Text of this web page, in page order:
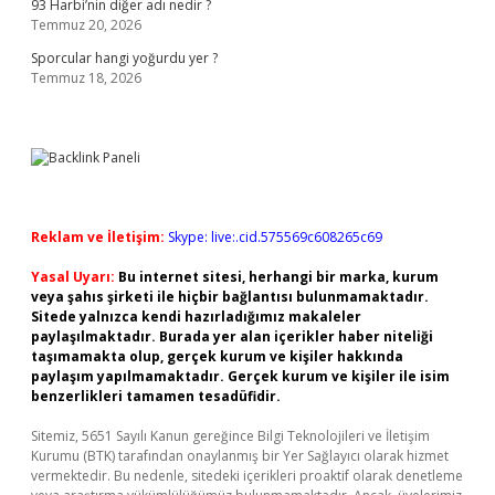
93 Harbi’nin diğer adı nedir ?
Temmuz 20, 2026
Sporcular hangi yoğurdu yer ?
Temmuz 18, 2026
Reklam ve İletişim: Skype: live:.cid.575569c608265c69
Yasal Uyarı: Bu internet sitesi, herhangi bir marka, kurum
veya şahıs şirketi ile hiçbir bağlantısı bulunmamaktadır.
Sitede yalnızca kendi hazırladığımız makaleler
paylaşılmaktadır. Burada yer alan içerikler haber niteliği
taşımamakta olup, gerçek kurum ve kişiler hakkında
paylaşım yapılmamaktadır. Gerçek kurum ve kişiler ile isim
benzerlikleri tamamen tesadüfidir.
Sitemiz, 5651 Sayılı Kanun gereğince Bilgi Teknolojileri ve İletişim
Kurumu (BTK) tarafından onaylanmış bir Yer Sağlayıcı olarak hizmet
vermektedir. Bu nedenle, sitedeki içerikleri proaktif olarak denetleme